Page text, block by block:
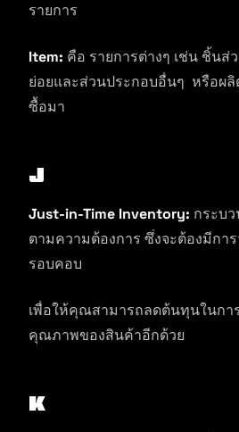
รายการ
Item: คือ รายการต่างๆ เช่น ชิ้นส่
ย่อยและส่วนประกอบอื่นๆ หรือ
ซื้อมา
J
Just-in-Time Inventory: กระบ
ตามความต้องการ ซึ่งจะต้องมีกา
รอบคอบ
เพื่อให้คุณสามารถลดต้นทุนในกา
คุณภาพของสินค้าอีกด้วย
K